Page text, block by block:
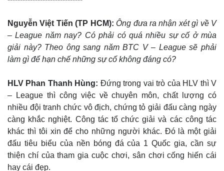
Nguyễn Việt Tiến (TP HCM): Ông đưa ra nhận xét gì về V
– League năm nay? Có phải có quá nhiều sự cố ở mùa
giải này? Theo ông sang năm BTC V – League sẽ phải
làm gì để hạn chế những sự cố không đáng có?
HLV Phan Thanh Hùng: Đứng trong vai trò của HLV thì V
– League thì công việc về chuyên môn, chất lượng có
nhiều đội tranh chức vô địch, chứng tỏ giải đấu càng ngày
càng khắc nghiệt. Công tác tổ chức giải và các công tác
khác thì tôi xin để cho những người khác. Đó là một giải
đấu tiêu biểu của nền bóng đá của 1 Quốc gia, cần sự
thiện chí của tham gia cuộc chơi, sân chơi cống hiến cái
hay cái đẹp.